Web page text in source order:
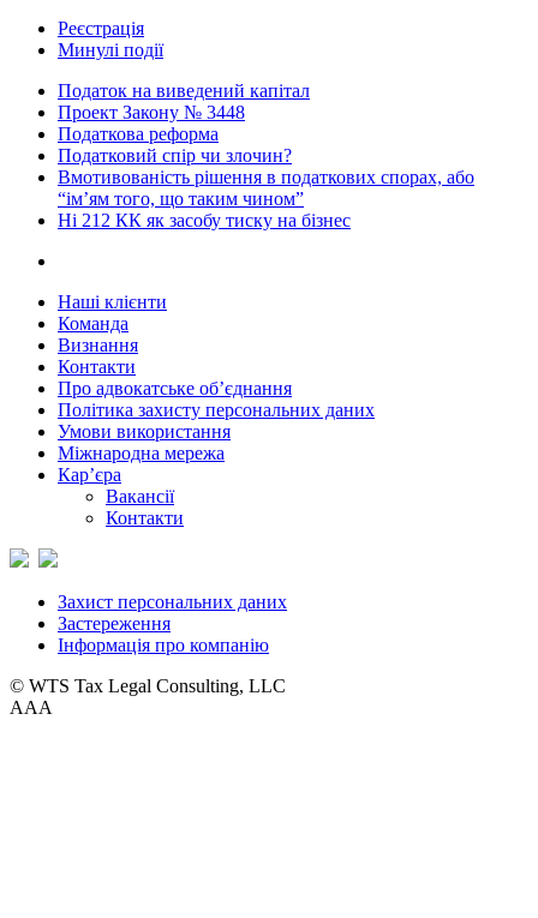
Реєстрація
Минулі події
Податок на виведений капітал
Проект Закону № 3448
Податкова реформа
Податковий спір чи злочин?
Вмотивованість рішення в податкових спорах, або
“ім’ям того, що таким чином”
Ні 212 КК як засобу тиску на бізнес
Наші клієнти
Команда
Визнання
Контакти
Про адвокатське об’єднання
Політика захисту персональних даних
Умови використання
Міжнародна мережа
Кар’єра
Вакансії
Контакти
Захист персональних даних
Застереження
Інформація про компанію
© WTS Tax Legal Consulting, LLC
AAA